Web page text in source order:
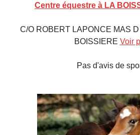
Centre équestre à LA
C/O ROBERT LAPONCE MAS
BOISSIERE Voir
Pas d'avis de